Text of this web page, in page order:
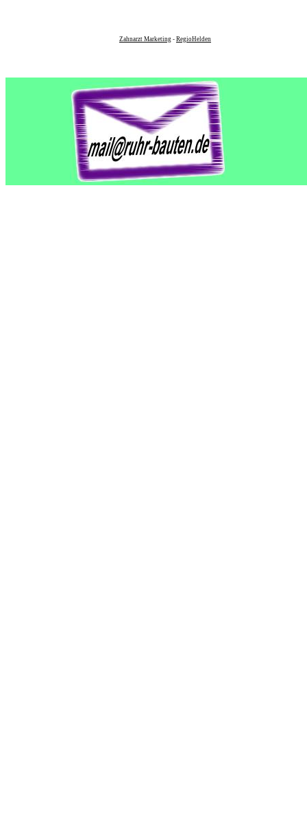
Zahnarzt Marketing - RegioHelden